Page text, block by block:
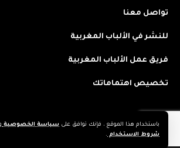
باستخدام هذا الموقع ، فإنك توافق على سياسة الخصوصية
شروط الاستخدام .
تواصل معنا
للنشر في الألباب المغربية
فريق عمل الألباب المغربية
تخصيص اهتماماتك
2023 © جميع الحقوق محفوظة لجريدة: الألباب